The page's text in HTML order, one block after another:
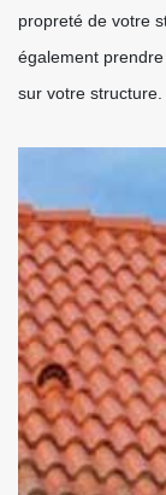
propreté de votre
également
sur votre structure.